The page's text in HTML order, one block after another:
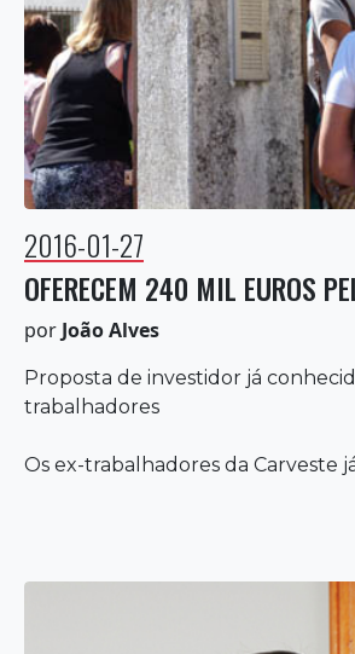
2016-01-27
OFERECEM 240 MIL EUROS
por João Alves
Proposta de investidor já
trabalhadores
Os ex-trabalhadores da Carveste